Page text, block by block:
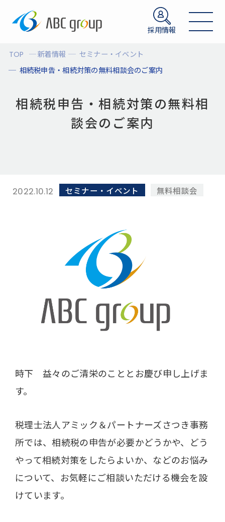
採用情報
TOP 新着情報
セミナー・イベント
相続税申告・相続対策の無料相談会のご案内
相続税申告・相続対策の無料相
談会のご案内
2022.10.12 セミナー・イベント 無料相談会
時下 益々のご清栄のこととお慶び申し上げま
す。
税理士法人アミック＆パートナーズさつき事務
所では、相続税の申告が必要かどうかや、どう
やって相続対策をしたらよいか、などのお悩み
について、お気軽にご相談いただける機会を設
けています。